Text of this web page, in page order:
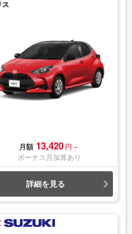
ス
月額 13,420 円～
ボーナス月加算あり
詳細を見る